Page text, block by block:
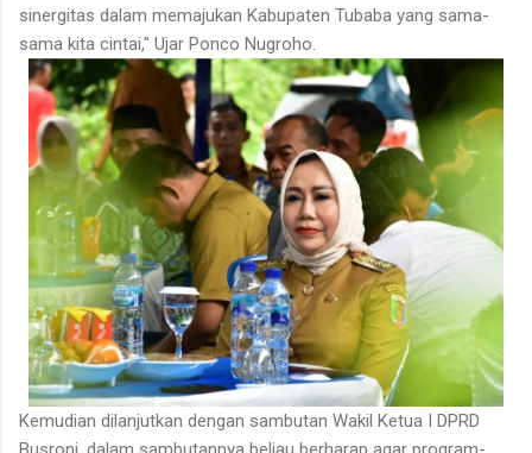
sinergitas dalam memajukan Kabupaten Tubaba yang sama-
sama kita cintai," Ujar Ponco Nugroho.
Kemudian dilanjutkan dengan sambutan Wakil Ketua I DPRD